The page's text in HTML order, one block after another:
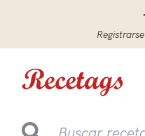
Registrarse